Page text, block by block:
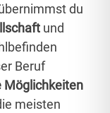
du
und
Beruf
Möglichkeiten
meisten